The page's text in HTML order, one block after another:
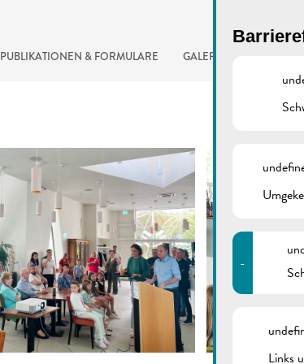
PUBLIKATIONEN & FORMULARE GALERIE
automatisierte Suchmaschine
-
Links